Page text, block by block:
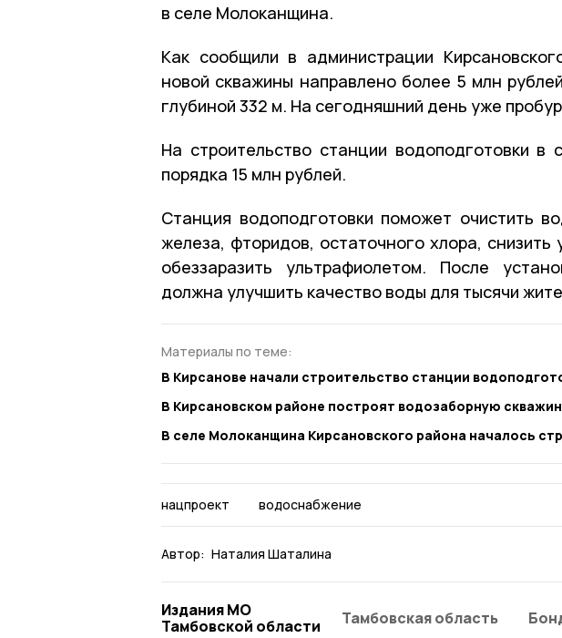
в селе Молоканщина.
Как сообщили в администрации
новой скважины направлено более 5 млн
глубиной 332 м. На сегодняшний день уже
На строительство станции водоподготовки
порядка 15 млн рублей.
Станция водоподготовки поможет очистить
железа, фторидов, остаточного хлора, снизить
обеззаразить ультрафиолетом. После
должна улучшить качество воды для тысячи
Материалы по теме:
В Кирсанове начали строительство станции
В Кирсановском районе построят водозаборную
В селе Молоканщина Кирсановского района началось
нацпроект водоснабжение
Автор: Наталия Шаталина
Издания МО
Тамбовской области
Тамбовская область